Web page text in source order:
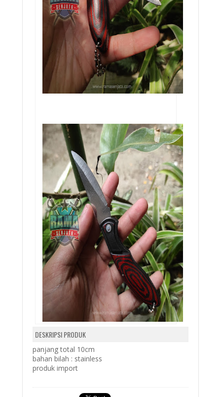
DESKRIPSI PRODUK
panjang total 10cm
bahan bilah : stainless
produk import